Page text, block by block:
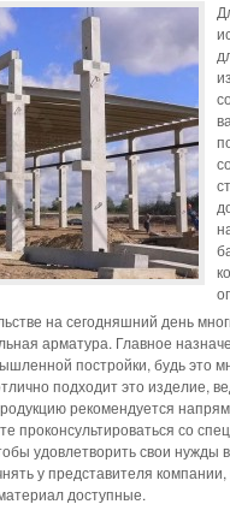
на сегодняшний день
арматура. Главное
постройки, будь это
подходит это изделие,
рекомендуется
проконсультироваться со
удовлетворить свои нужды
у представителя
доступные.